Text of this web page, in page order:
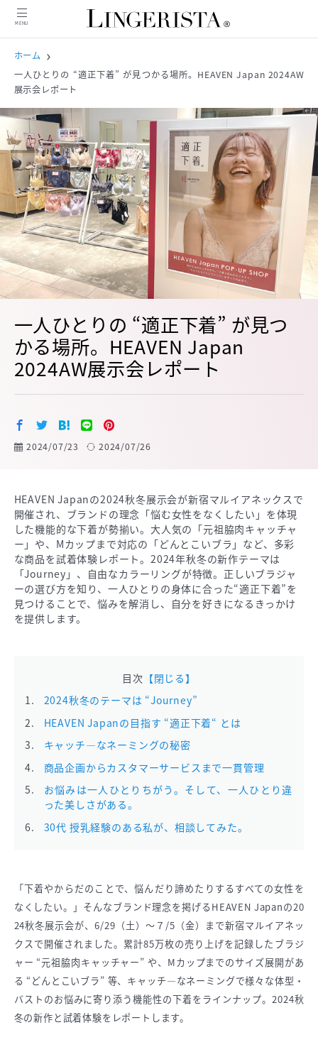
MENU
ニュース
インタビュー
商品紹介
コンテンツ
特集
ピックアップ記事
人気記事
ホーム
一人ひとりの “適正下着” が見つかる場所。HEAVEN Japan 2024AW
展示会レポート
一人ひとりの “適正下着” が見つ
かる場所。HEAVEN Japan
2024AW展示会レポート
2024/07/23 2024/07/26
HEAVEN Japanの2024秋冬展示会が新宿マルイアネックスで
開催され、ブランドの理念「悩む女性をなくしたい」を体現
した機能的な下着が勢揃い。大人気の「元祖脇肉キャッチャ
ー」や、Mカップまで対応の「どんとこいブラ」など、多彩
な商品を試着体験レポート。2024年秋冬の新作テーマは
「Journey」、自由なカラーリングが特徴。正しいブラジャ
ーの選び方を知り、一人ひとりの身体に合った“適正下着”を
見つけることで、悩みを解消し、自分を好きになるきっかけ
を提供します。
目次 【閉じる】
2024秋冬のテーマは “Journey”
HEAVEN Japanの目指す “適正下着“ とは
キャッチ―なネーミングの秘密
商品企画からカスタマーサービスまで一貫管理
お悩みは一人ひとりちがう。そして、一人ひとり違
った美しさがある。
30代 授乳経験のある私が、相談してみた。
「下着やからだのことで、悩んだり諦めたりするすべての女性を
なくしたい。」そんなブランド理念を掲げるHEAVEN Japanの20
24秋冬展示会が、6/29（土）〜７/5（金）まで新宿マルイアネッ
クスで開催されました。累計85万枚の売り上げを記録したブラジ
ャー “元祖脇肉キャッチャー” や、Mカップまでのサイズ展開があ
る “どんとこいブラ” 等、キャッチ―なネーミングで様々な体型・
バストのお悩みに寄り添う機能性の下着をラインナップ。2024秋
冬の新作と試着体験をレポートします。